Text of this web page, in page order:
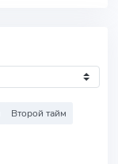
Второй тайм